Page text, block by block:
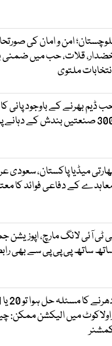
امن و امان کی
قلات، حب میں ضمنی
ملتوی
ڈیم بھرنے کے باوجود پانی
بندش کے دہانے پر پہنچ گئیں
میڈیا پاکستان، سعودی
کے دفاعی فوائد کا
ٹی آئی لانگ مارچ، اپوزیشن
ساتھ پی پی پی سے بھی
میں الیکشن ممکن: